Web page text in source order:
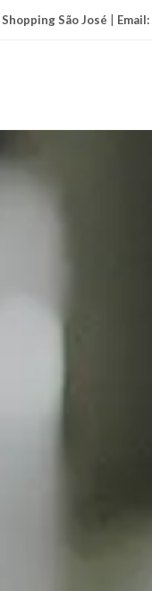
Shopping São José Email: